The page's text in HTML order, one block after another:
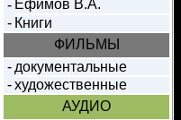
- Ефимов В.А.
- Книги
ФИЛЬМЫ
- документальные
- художественные
АУДИО